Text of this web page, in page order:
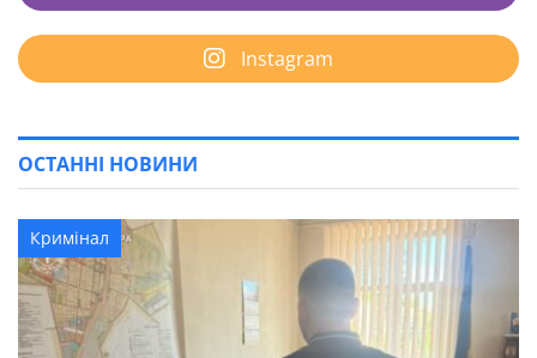
Instagram
ОСТАННІ НОВИНИ
Кримінал